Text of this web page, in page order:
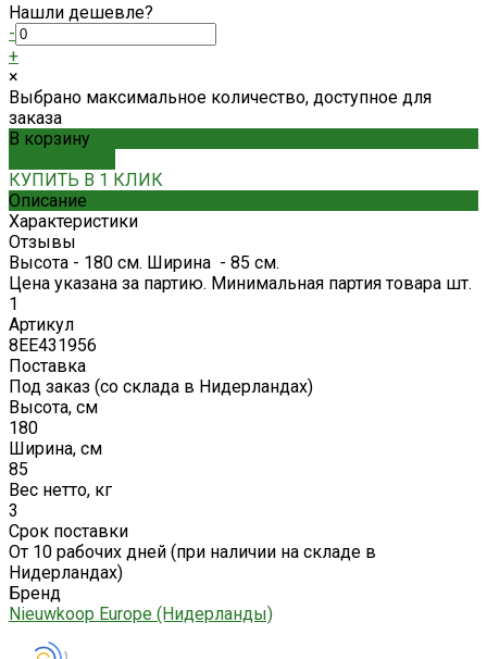
Нашли дешевле?
-
+
×
Выбрано максимальное количество, доступное для
заказа
В корзину
КУПИТЬ В 1 КЛИК
Описание
Характеристики
Отзывы
Высота - 180 см. Ширина - 85 см.
Цена указана за партию. Минимальная партия товара шт.
1
Артикул
8EE431956
Поставка
Под заказ (со склада в Нидерландах)
Высота, см
180
Ширина, см
85
Вес нетто, кг
3
Срок поставки
От 10 рабочих дней (при наличии на складе в
Нидерландах)
Бренд
Nieuwkoop Europe (Нидерланды)